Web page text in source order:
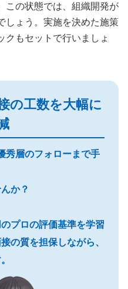
この状態では、組織開発が
しょう。実施を決めた施策
クもセットで行いましょ
の工数を大幅に
秀層のフォローまで手
か？
プロの評価基準を学習
の質を担保しながら、